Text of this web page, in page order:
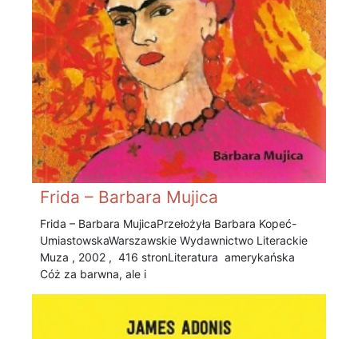
Frida – Barbara Mujica
Frida – Barbara Mujica Przełożyła Barbara Kopeć-
Umiastowska Warszawskie Wydawnictwo Literackie
Muza , 2002 , 416 stronLiteratura amerykańska
Cóż za barwna, ale i